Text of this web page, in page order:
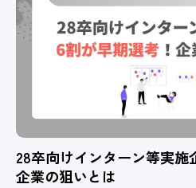
28卒向けインターン等実施
企業の狙いとは